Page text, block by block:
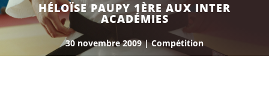
HÉLOÏSE PAUPY 1ÈRE AUX INTER
ACADÉMIES
30 novembre 2009|Compétition